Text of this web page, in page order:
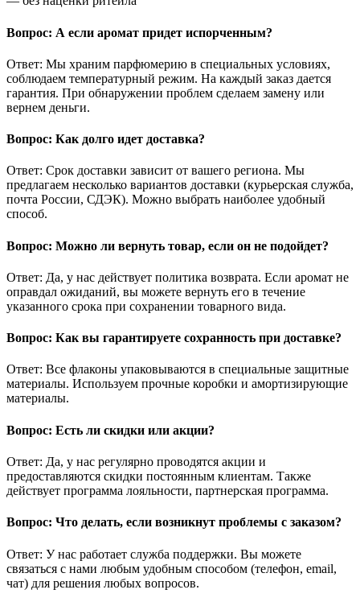
Вопрос: А если аромат придет испорченным?
Ответ: Мы храним парфюмерию в специальных условиях,
соблюдаем температурный режим. На каждый заказ дается
гарантия. При обнаружении проблем сделаем замену или
вернем деньги.
Вопрос: Как долго идет доставка?
Ответ: Срок доставки зависит от вашего региона. Мы
предлагаем несколько вариантов доставки (курьерская служба,
почта России, СДЭК). Можно выбрать наиболее удобный
способ.
Вопрос: Можно ли вернуть товар, если он не подойдет?
Ответ: Да, у нас действует политика возврата. Если аромат не
оправдал ожиданий, вы можете вернуть его в течение
указанного срока при сохранении товарного вида.
Вопрос: Как вы гарантируете сохранность при доставке?
Ответ: Все флаконы упаковываются в специальные защитные
материалы. Используем прочные коробки и амортизирующие
материалы.
Вопрос: Есть ли скидки или акции?
Ответ: Да, у нас регулярно проводятся акции и
предоставляются скидки постоянным клиентам. Также
действует программа лояльности, партнерская программа.
Вопрос: Что делать, если возникнут проблемы с заказом?
Ответ: У нас работает служба поддержки. Вы можете
связаться с нами любым удобным способом (телефон, email,
чат) для решения любых вопросов.